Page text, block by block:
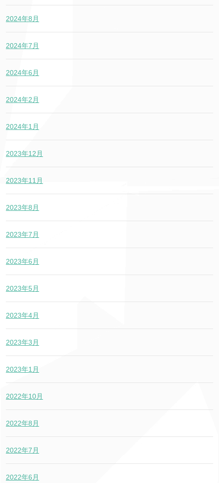
2024年8月
2024年7月
2024年6月
2024年2月
2024年1月
2023年12月
2023年11月
2023年8月
2023年7月
2023年6月
2023年5月
2023年4月
2023年3月
2023年1月
2022年10月
2022年8月
2022年7月
2022年6月